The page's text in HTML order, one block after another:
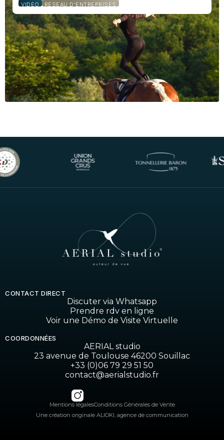
VIDÉO RÉSEAU D’ENTREPRISES
COORDONNÉES
AERIAL studio
23 avenue de Toulouse 46200 Souillac
+33 (0)06 79 29 51 50
contact@aerialstudio.fr
CONTACT DIRECT
Discuter via Whatsapp
Prendre rdv en ligne
Voir une Démo de Visite Virtuelle
Mentions légalesConditions Générales de Vente
Une création originale ALIOKI, agence de communication